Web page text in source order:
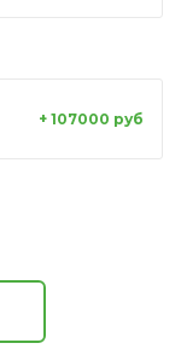
+ 107000 руб